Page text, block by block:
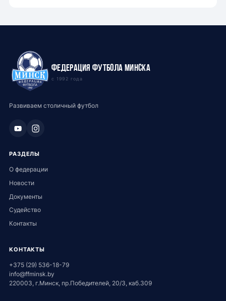
Федерация футбола Минска
с 1992 года
Развиваем столичный футбол
РАЗДЕЛЫ
О федерации
Новости
Документы
Судейство
Контакты
КОНТАКТЫ
+375 (29) 536-18-79
info@ffminsk.by
220003, г.Минск, пр.Победителей, 20/3, каб.309